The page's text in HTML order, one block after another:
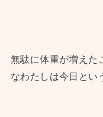
無駄に体重が増えた
なわたしは今日とい